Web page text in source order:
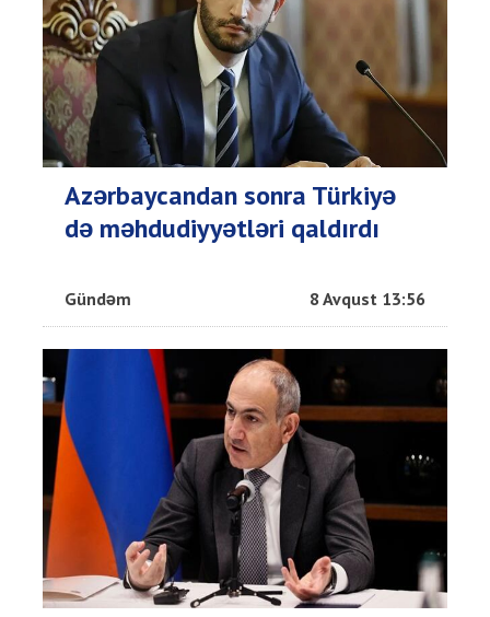
Azərbaycandan sonra Türkiyə
də məhdudiyyətləri qaldırdı
Gündəm 8 Avqust 13:56